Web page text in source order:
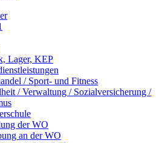
Lager, KEP
/ Sport- und Fitness
/ Verwaltung / Sozialversicherung /
der WO
an der WO